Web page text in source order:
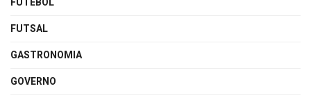
FUTSAL
GASTRONOMIA
GOVERNO